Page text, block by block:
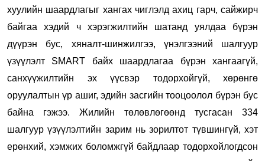
хуулийн шаардлагыг хангах чиглэлд ахиц гарч, сайжирч
байгаа хэдий ч хэрэгжилтийн шатанд уялдаа бүрэн
дүүрэн бус, хяналт-шинжилгээ, үнэлгээний шалгуур
үзүүлэлт SMART байх шаардлагаа бүрэн хангаагүй,
санхүүжилтийн эх үүсвэр тодорхойгүй, хөрөнгө
оруулалтын үр ашиг, эдийн засгийн тооцоолол бүрэн бус
байна гэжээ. Жилийн төлөвлөгөөнд тусгасан 334
шалгуур үзүүлэлтийн зарим нь зорилтот түвшингүй, хэт
ерөнхий, хэмжих боломжгүй байдлаар тодорхойлогдсон